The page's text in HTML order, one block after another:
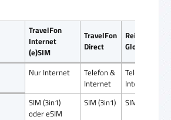
TravelFon
Internet
(e)SIM
TravelFon
Direct
ReiseSIM
Global SIM
Nur Internet
Telefon &
Internet
Telefon &
Internet
SIM (3in1)
oder eSIM
SIM (3in1) SIM (3in1)